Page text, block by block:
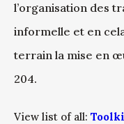
l’organisation des
informelle et en
terrain la mise en
204.
View list of all: